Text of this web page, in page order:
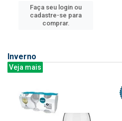
Faça seu login ou
cadastre-se para
comprar.
Inverno
Veja mais